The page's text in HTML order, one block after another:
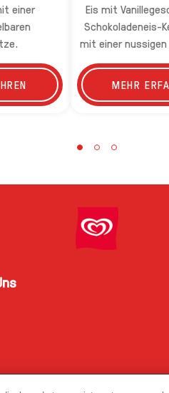
einer
Eis mit
Schokoladeneis-
mit einer nussigen
MEHR